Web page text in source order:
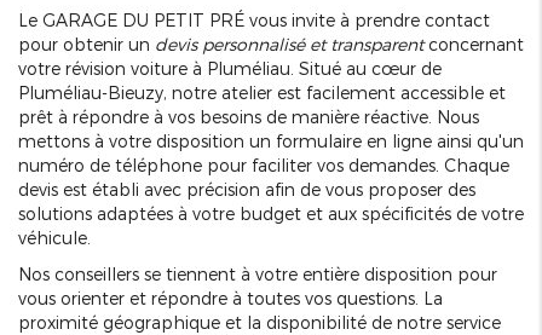
Le GARAGE DU PETIT PRÉ vous invite à prendre contact
pour obtenir un devis personnalisé et transparentconcernant
votre révision voiture à Pluméliau. Situé au cœur de
Pluméliau-Bieuzy, notre atelier est facilement accessible et
prêt à répondre à vos besoins de manière réactive. Nous
mettons à votre disposition un formulaire en ligne ainsi qu'un
numéro de téléphone pour faciliter vos demandes. Chaque
devis est établi avec précision afin de vous proposer des
solutions adaptées à votre budget et aux spécificités de votre
véhicule.
Nos conseillers se tiennent à votre entière disposition pour
vous orienter et répondre à toutes vos questions. La
proximité géographique et la disponibilité de notre service